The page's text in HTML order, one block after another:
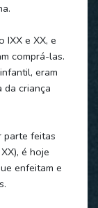
IXX e XX, e
comprá-las.
eram
da criança
parte feitas
é hoje
enfeitam e